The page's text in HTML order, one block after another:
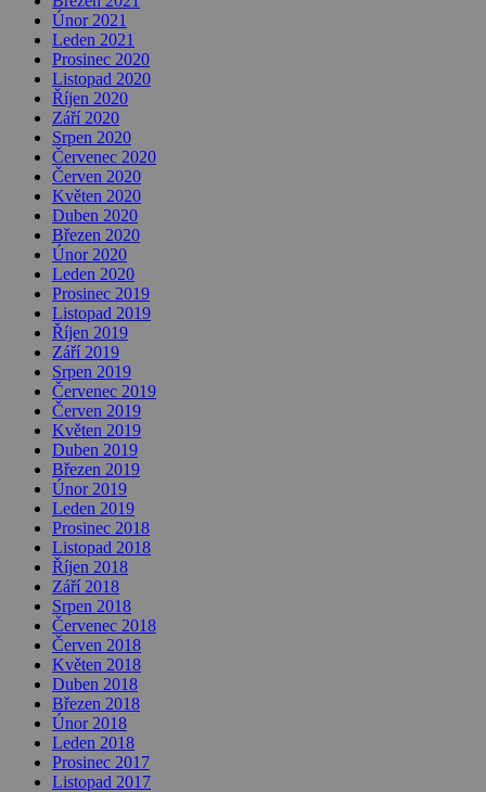
Únor 2021
Leden 2021
Prosinec 2020
Listopad 2020
Říjen 2020
Září 2020
Srpen 2020
Červenec 2020
Červen 2020
Květen 2020
Duben 2020
Březen 2020
Únor 2020
Leden 2020
Prosinec 2019
Listopad 2019
Říjen 2019
Září 2019
Srpen 2019
Červenec 2019
Červen 2019
Květen 2019
Duben 2019
Březen 2019
Únor 2019
Leden 2019
Prosinec 2018
Listopad 2018
Říjen 2018
Září 2018
Srpen 2018
Červenec 2018
Červen 2018
Květen 2018
Duben 2018
Březen 2018
Únor 2018
Leden 2018
Prosinec 2017
Listopad 2017